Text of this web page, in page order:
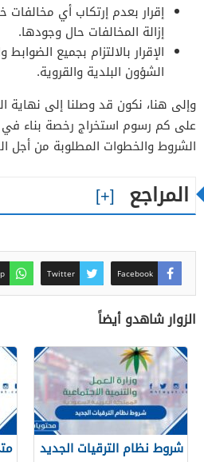
إقرار بعدم إرتكاب أي مخالفات
إزالة المخالفات حال وجودها.
الإقرار بالالتزام بجميع
الشؤون البلدية والقروية.
وإلى هنا، نكون قد وصلنا إلى نهاية
على كم رسوم استخراج رخصة بناء في
الشروط والخطوات المطلوبة من أجل
المراجع
Facebook
Twitter
الزوار شاهدو أيضاً
شروط نظام الترقيات الجديد